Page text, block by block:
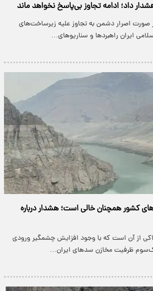
داد؛ ادامه تجاوز بی‌پاسخ نخواهد ماند
اصرار دشمن به تجاوز علیه زیرساخت‌های
ایران راهبردها و سناریوهای…
کشور همچنان خالی است؛ هشدار درباره
از آن است که با وجود افزایش چشمگیر ورودی
ظرفیت مخازن سدهای ایران…